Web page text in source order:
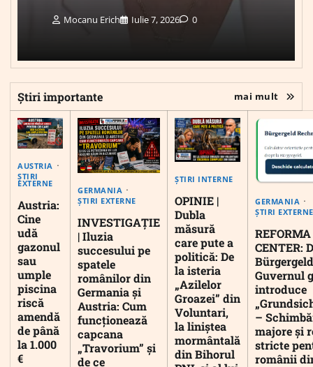
Mocanu Erich Iulie 7, 2026 0
Știri importante mai mult
AUSTRIA
ȘTIRI
EXTERNE
Austria:
Cine
udă
gazonul
sau
umple
piscina
riscă
amendă
de până
la 1.000
€
GERMANIA
ȘTIRI EXTERNE
INVESTIGAȚIE
| Iluzia
succesului pe
spatele
românilor din
Germania și
Austria: Cum
funcționează
capcana
„Travorium” și
de ce
ȘTIRI INTERNE
OPINIE |
Dubla
măsură
care pute a
politică: De
la isteria
„Azilelor
Groazei” din
Voluntari,
la liniștea
mormântală
din Bihorul
GERMANIA
ȘTIRI EXTERNE
CENTER:
Guvernul
introduce
–
majore și
stricte
românii